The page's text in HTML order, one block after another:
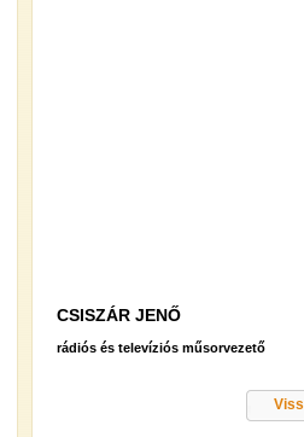
CSISZÁR JENŐ
rádiós és televíziós műsorvezető